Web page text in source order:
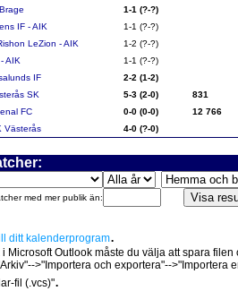
1-1 (?-?)
IF - AIK
1-1 (?-?)
LeZion - AIK
1-2 (?-?)
AIK
1-1 (?-?)
IF
2-2 (1-2)
SK 5-3 (2-0)
831
FC 0-0 (0-0)
12 766
Västerås 4-0 (?-0)
med mer publik än:
ditt kalenderprogram.
Microsoft Outlook måste du välja att spara filen
>"Importera och exportera"-->"Importera
fil (.vcs)".